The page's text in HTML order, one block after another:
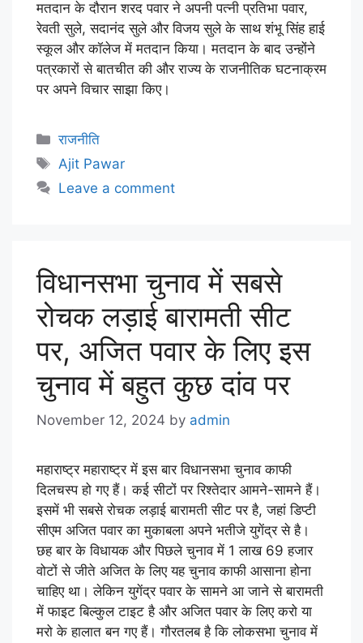
मतदान के दौरान शरद पवार ने अपनी पत्नी प्रतिभा पवार,
रेवती सुले, सदानंद सुले और विजय सुले के साथ शंभू सिंह हाई
स्कूल और कॉलेज में मतदान किया। मतदान के बाद उन्होंने
पत्रकारों से बातचीत की और राज्य के राजनीतिक घटनाक्रम
पर अपने विचार साझा किए।
राजनीति
Ajit Pawar
Leave a comment
विधानसभा चुनाव में सबसे
रोचक लड़ाई बारामती सीट
पर, अजित पवार के लिए इस
चुनाव में बहुत कुछ दांव पर
November 12, 2024 by admin
महाराष्ट्र महाराष्ट्र में इस बार विधानसभा चुनाव काफी
दिलचस्प हो गए हैं। कई सीटों पर रिश्तेदार आमने-सामने हैं।
इसमें भी सबसे रोचक लड़ाई बारामती सीट पर है, जहां डिप्टी
सीएम अजित पवार का मुकाबला अपने भतीजे युगेंद्र से है।
छह बार के विधायक और पिछले चुनाव में 1 लाख 69 हजार
वोटों से जीते अजित के लिए यह चुनाव काफी आसाना होना
चाहिए था। लेकिन युगेंद्र पवार के सामने आ जाने से बारामती
में फाइट बिल्कुल टाइट है और अजित पवार के लिए करो या
मरो के हालात बन गए हैं। गौरतलब है कि लोकसभा चुनाव में